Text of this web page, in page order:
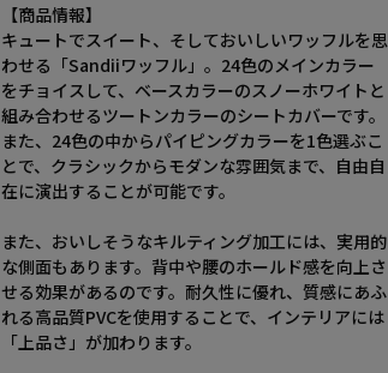
【商品情報】
キュートでスイート、そしておいしいワッフルを思
わせる「Sandiiワッフル」。24色のメインカラー
をチョイスして、ベースカラーのスノーホワイトと
組み合わせるツートンカラーのシートカバーです。
また、24色の中からパイピングカラーを1色選ぶこ
とで、クラシックからモダンな雰囲気まで、自由自
在に演出することが可能です。
また、おいしそうなキルティング加工には、実用的
な側面もあります。背中や腰のホールド感を向上さ
せる効果があるのです。耐久性に優れ、質感にあふ
れる高品質PVCを使用することで、インテリアには
「上品さ」が加わります。